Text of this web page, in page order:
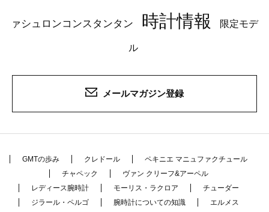
ァシュロンコンスタンタン 時計情報 限定モデ
ル
メールマガジン登録
GMTの歩み クレドール
ペキニエ マニュファクチュール
チャペック
ヴァン クリーフ&アーペル
レディース腕時計
モーリス・ラクロア
チューダー
ジラール・ペルゴ
腕時計についての知識
エルメス